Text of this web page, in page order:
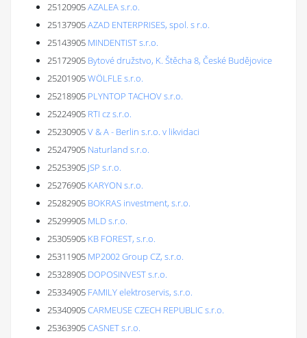
25120905AZALEA s.r.o.
25137905AZAD ENTERPRISES, spol. s r.o.
25143905 MINDENTIST s.r.o.
25172905 Bytové družstvo, K. Štěcha 8, České Budějovice
25201905WÖLFLE s.r.o.
25218905 PLYNTOP TACHOV s.r.o.
25224905 RTI cz s.r.o.
25230905V & A - Berlin s.r.o. v likvidaci
25247905 Naturland s.r.o.
25253905 JSP s.r.o.
25276905 KARYON s.r.o.
25282905 BOKRAS investment, s.r.o.
25299905 MLD s.r.o.
25305905 KB FOREST, s.r.o.
25311905 MP2002 Group CZ, s.r.o.
25328905 DOPOSINVEST s.r.o.
25334905 FAMILY elektroservis, s.r.o.
25340905CARMEUSE CZECH REPUBLIC s.r.o.
25363905CASNET s.r.o.